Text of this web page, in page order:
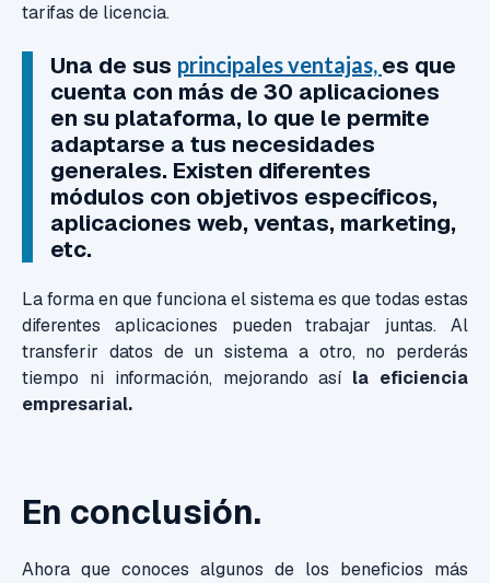
tarifas de licencia.
Una de sus principales ventajas, es que
cuenta con más de 30 aplicaciones
en su plataforma, lo que le permite
adaptarse a tus necesidades
generales. Existen diferentes
módulos con objetivos específicos,
aplicaciones web, ventas, marketing,
etc.
La forma en que funciona el sistema es que todas estas
diferentes aplicaciones pueden trabajar juntas. Al
transferir datos de un sistema a otro, no perderás
tiempo ni información, mejorando así la eficiencia
empresarial.
En conclusión.
Ahora que conoces algunos de los beneficios más